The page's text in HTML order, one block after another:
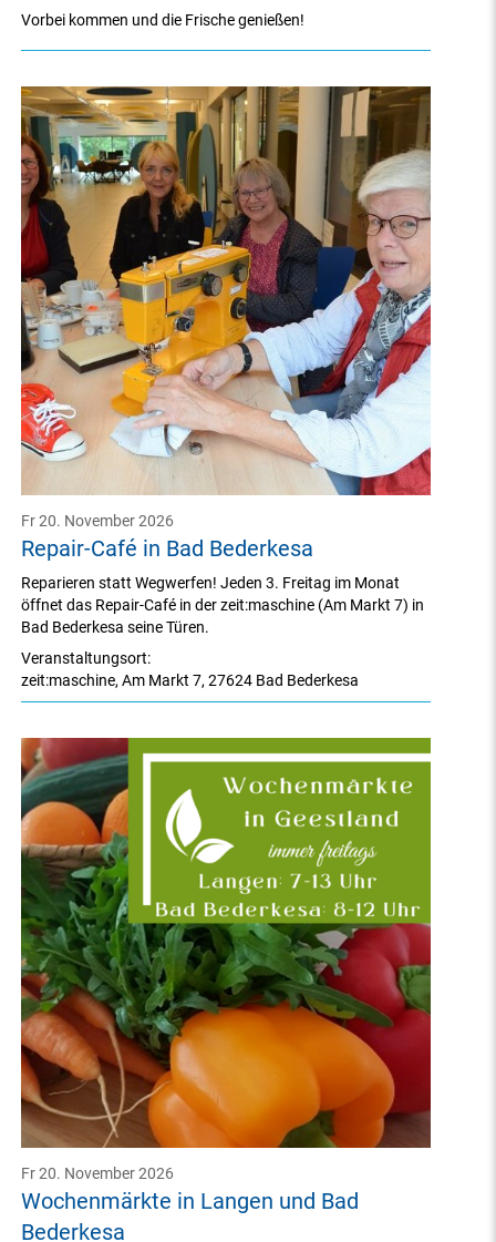
Vorbei kommen und die Frische genießen!
Repair-Café in Bad Bederkesa
Fr 20. November 2026
Veranstaltungsort:
zeit:maschine,Am Markt 7,27624 Bad Bederkesa
Reparieren statt Wegwerfen! Jeden 3. Freitag im Monat
öffnet das Repair-Café in der zeit:maschine (Am Markt 7) in
Bad Bederkesa seine Türen.
Wochenmärkte in Langen und Bad
Bederkesa
Fr 20. November 2026